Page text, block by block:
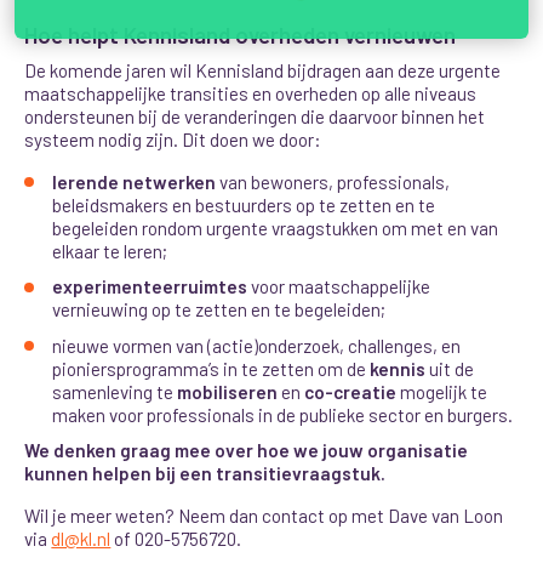
Hoe helpt Kennisland overheden vernieuwen
De komende jaren wil Kennisland bijdragen aan deze urgente
maatschappelijke transities en overheden op alle niveaus
ondersteunen bij de veranderingen die daarvoor binnen het
systeem nodig zijn. Dit doen we door:
lerende netwerken van bewoners, professionals,
beleidsmakers en bestuurders op te zetten en te
begeleiden rondom urgente vraagstukken om met en van
elkaar te leren;
experimenteerruimtes voor maatschappelijke
vernieuwing op te zetten en te begeleiden;
nieuwe vormen van (actie)onderzoek, challenges, en
pioniersprogramma’s in te zetten om de kennis uit de
samenleving te mobiliseren en co-creatie mogelijk te
maken voor professionals in de publieke sector en burgers.
We denken graag mee over hoe we jouw organisatie
kunnen helpen bij een transitievraagstuk.
Wil je meer weten? Neem dan contact op met Dave van Loon
viadl@kl.nl of 020-5756720.